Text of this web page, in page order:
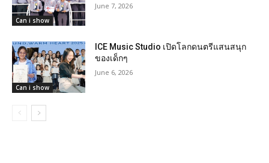
Can i show
June 7, 2026
Can i show
ICE Music Studio เปิดโลกดนตรีแสนสนุก
ของเด็กๆ
June 6, 2026